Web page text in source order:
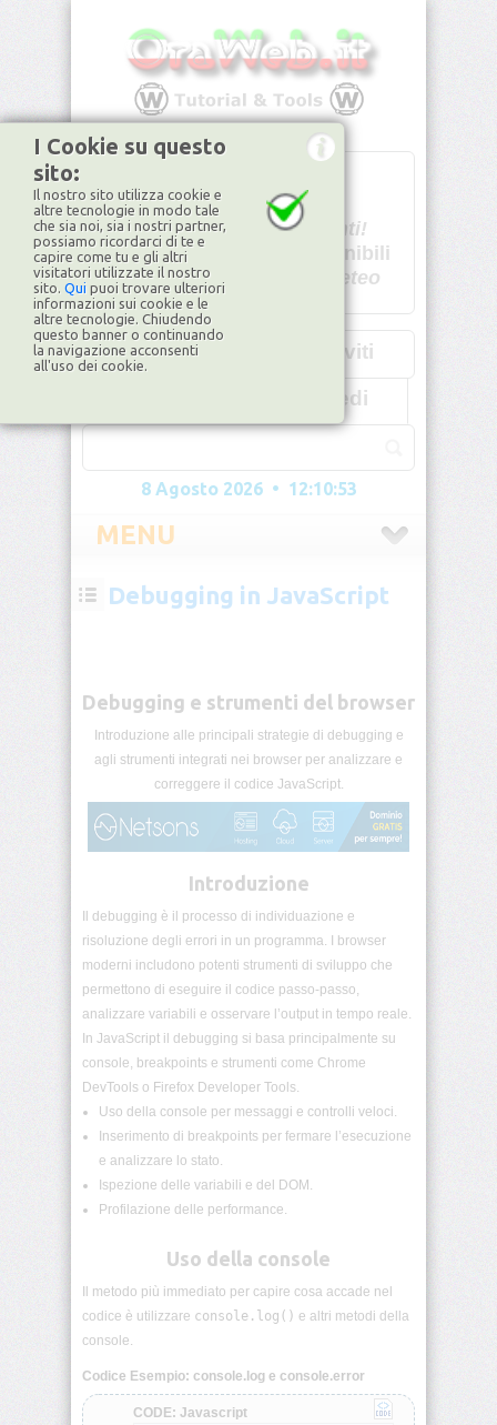
U - -
Spiacenti!
non disponibili
Dati meteo
©2026ilMeteo.it
Iscriviti
Accedi
8 Agosto 2026 • 12:10:53
MENU
JavaScript
Funzionamento
primo
script
JavaScript
Console
strumenti
Variabili
JS
Tipi
di
JS
JS
Cicli
Funzioni
base
JS
Debugging in JavaScript
Debugging e strumenti del browser
Introduzione alle principali strategie di debugging e
agli strumenti integrati nei browser per analizzare e
correggere il codice JavaScript.
Introduzione
Il debugging è il processo di individuazione e
risoluzione degli errori in un programma. I browser
moderni includono potenti strumenti di sviluppo che
permettono di eseguire il codice passo-passo,
analizzare variabili e osservare l’output in tempo reale.
In JavaScript il debugging si basa principalmente su
console, breakpoints e strumenti come Chrome
DevTools o Firefox Developer Tools.
Uso della console per messaggi e controlli veloci.
Inserimento di breakpoints per fermare l’esecuzione
e analizzare lo stato.
Ispezione delle variabili e del DOM.
Profilazione delle performance.
Uso della console
Il metodo più immediato per capire cosa accade nel
codice è utilizzare console.log() e altri metodi della
console.
Codice Esempio: console.log e console.error
CODE: Javascript
I Cookie su questo
sito:
Il nostro sito utilizza cookie e
altre tecnologie in modo tale
che sia noi, sia i nostri partner,
possiamo ricordarci di te e
capire come tu e gli altri
visitatori utilizzate il nostro
sito. Qui puoi trovare ulteriori
informazioni sui cookie e le
altre tecnologie. Chiudendo
questo banner o continuando
la navigazione acconsenti
all'uso dei cookie.